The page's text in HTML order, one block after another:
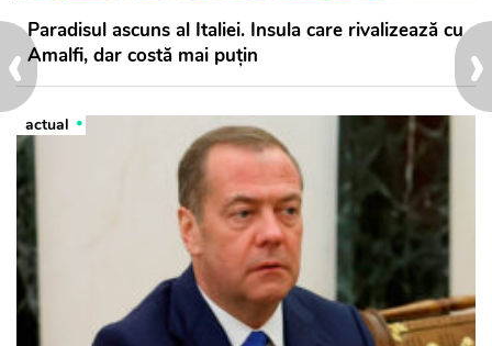
›
‹Paradisul ascuns al Italiei. Insula care rivalizează cu
Amalfi, dar costă mai puțin
actual